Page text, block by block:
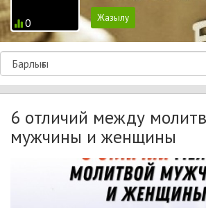
0
6 отличий между
мужчины и женщины